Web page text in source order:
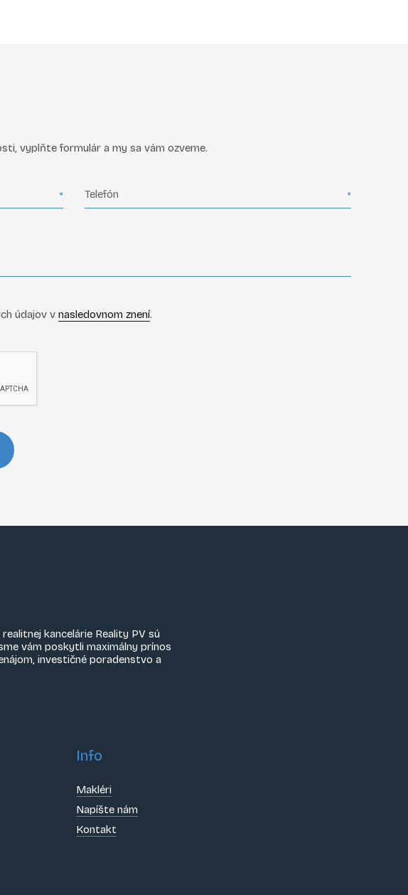
vyplňte formulár a my sa vám ozveme.
Telefón
údajov v nasledovnom znení.
kancelárie Reality PV sú
vám poskytli maximálny prínos
investičné poradenstvo a
Info
Makléri
Napíšte nám
Kontakt